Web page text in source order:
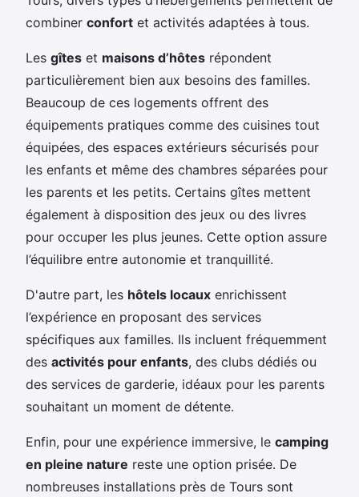
combiner confort et activités adaptées à tous.
Les gîtes et maisons d’hôtes répondent
particulièrement bien aux besoins des familles.
Beaucoup de ces logements offrent des
équipements pratiques comme des cuisines tout
équipées, des espaces extérieurs sécurisés pour
les enfants et même des chambres séparées pour
les parents et les petits. Certains gîtes mettent
également à disposition des jeux ou des livres
pour occuper les plus jeunes. Cette option assure
l’équilibre entre autonomie et tranquillité.
D'autre part, les hôtels locaux enrichissent
l’expérience en proposant des services
spécifiques aux familles. Ils incluent fréquemment
des activités pour enfants, des clubs dédiés ou
des services de garderie, idéaux pour les parents
souhaitant un moment de détente.
Enfin, pour une expérience immersive, le camping
en pleine nature reste une option prisée. De
nombreuses installations près de Tours sont